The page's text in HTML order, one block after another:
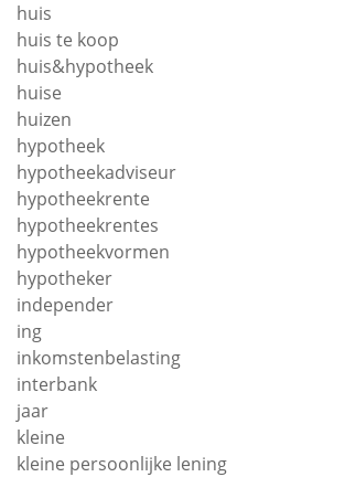
huis
huis te koop
huis&hypotheek
huise
huizen
hypotheek
hypotheekadviseur
hypotheekrente
hypotheekrentes
hypotheekvormen
hypotheker
independer
ing
inkomstenbelasting
interbank
jaar
kleine
kleine persoonlijke lening